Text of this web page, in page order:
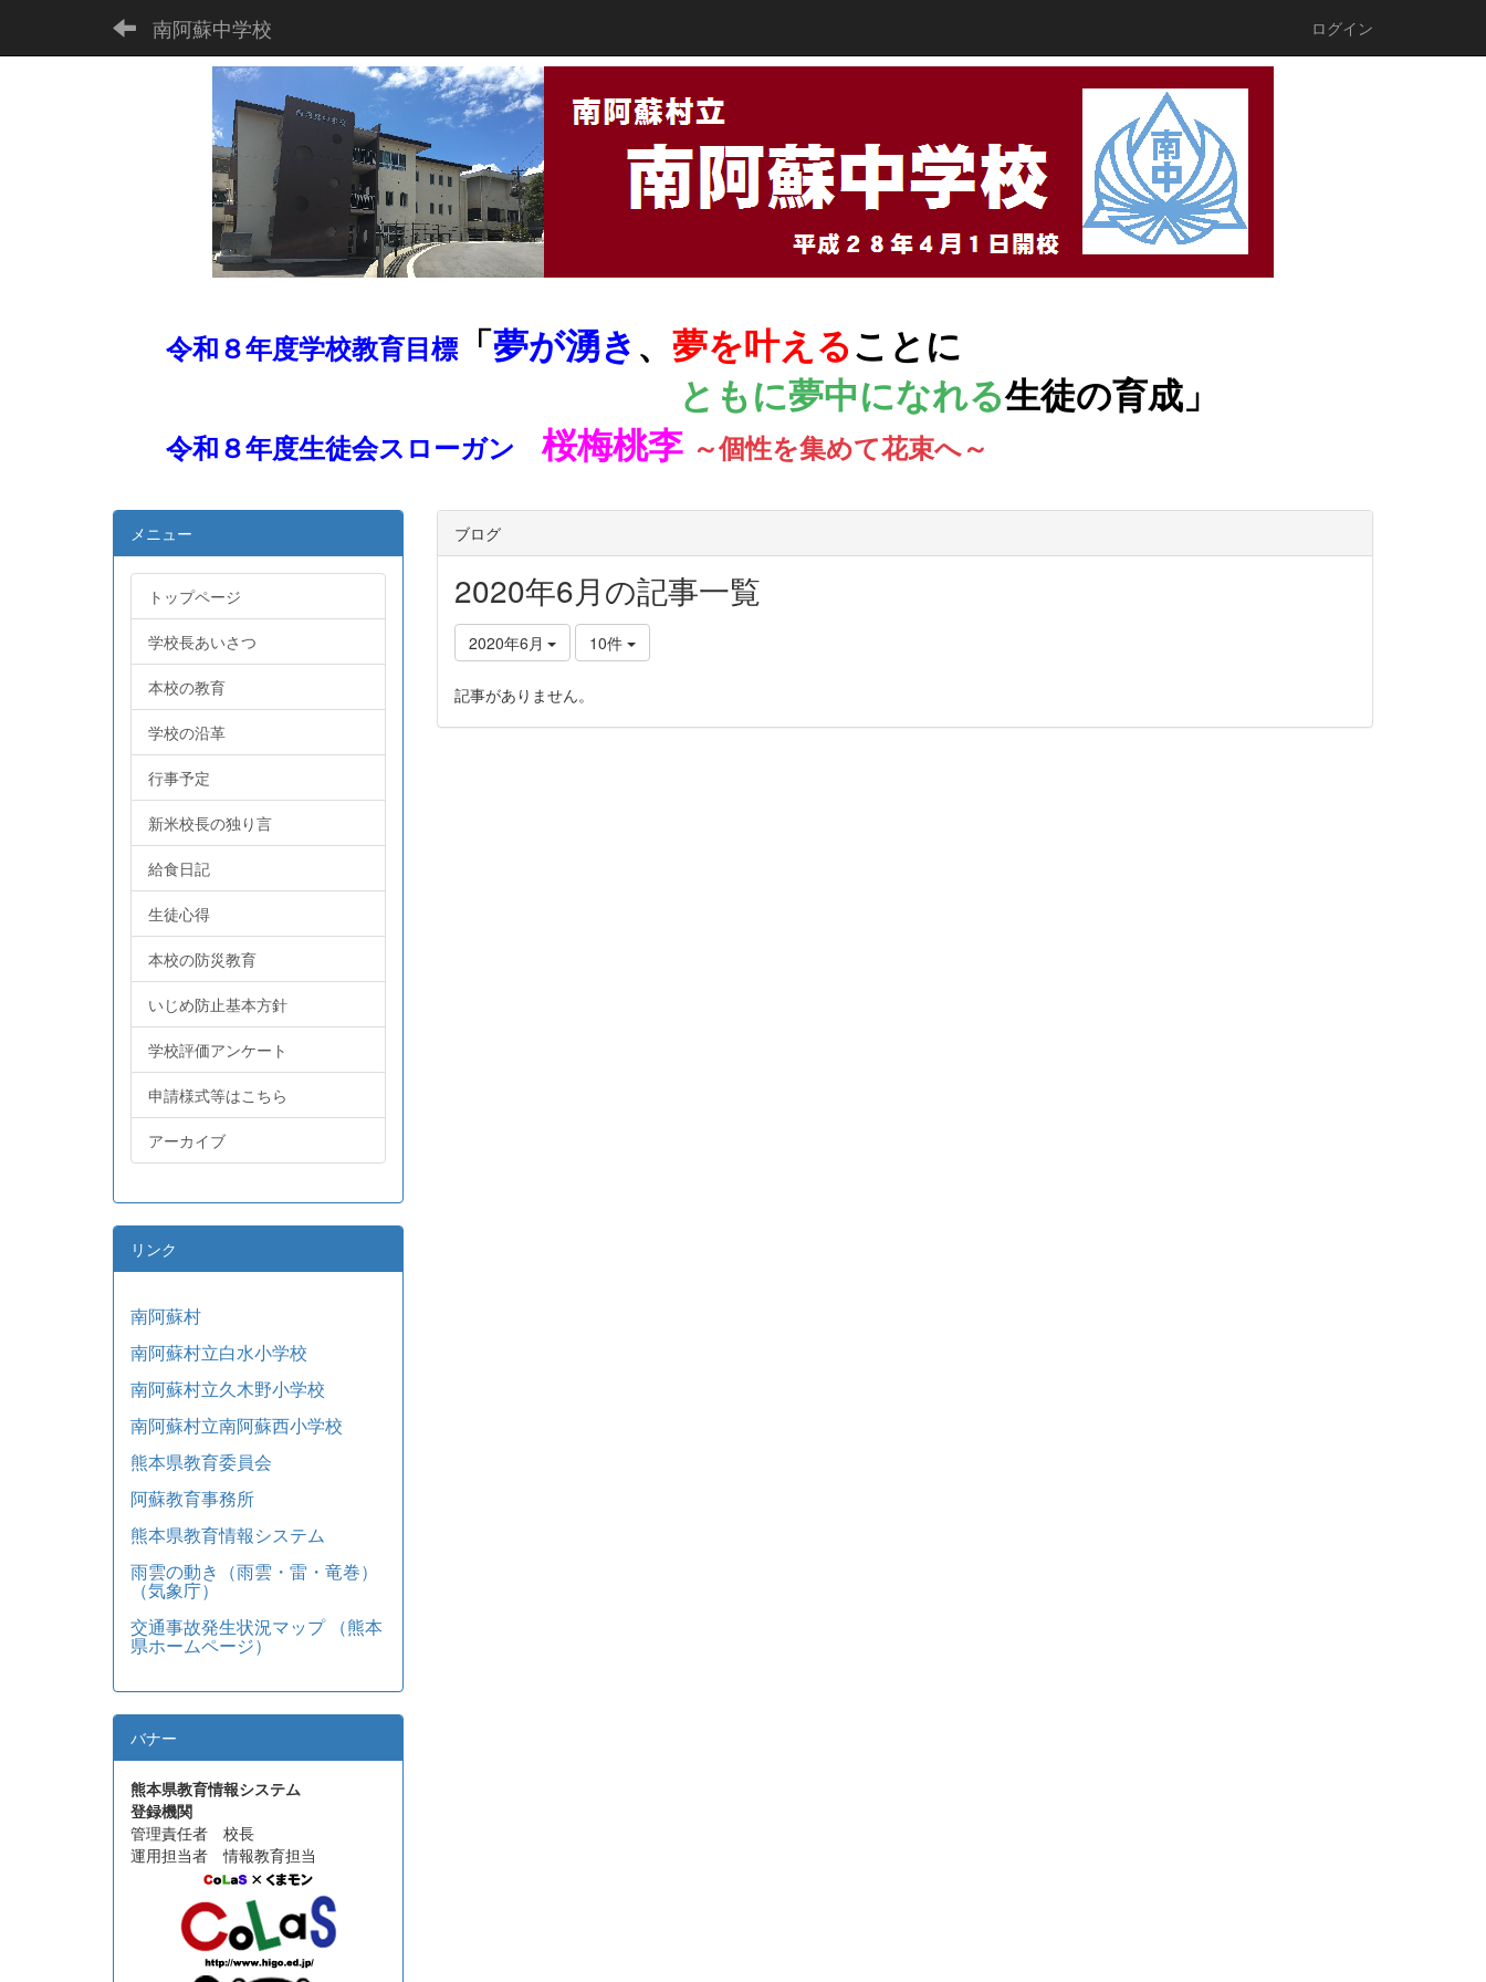
南阿蘇中学校 ログイン
令和８年度学校教育目標 「 夢が湧き 、 夢を叶えることに
ともに夢中になれる生徒の育成 」
令和８年度生徒会スローガン 桜梅桃李 ～個性を集めて花束へ～
ブログ
2020年6月の記事一覧
2020年6月 10件
記事がありません。
メニュー
トップページ
学校長あいさつ
本校の教育
学校の沿革
行事予定
新米校長の独り言
給食日記
生徒心得
本校の防災教育
いじめ防止基本方針
学校評価アンケート
申請様式等はこちら
アーカイブ
リンク
南阿蘇村
南阿蘇村立白水小学校
南阿蘇村立久木野小学校
南阿蘇村立南阿蘇西小学校
熊本県教育委員会
阿蘇教育事務所
熊本県教育情報システム
雨雲の動き（雨雲・雷・竜巻）
（気象庁）
交通事故発生状況マップ （熊本
県ホームページ）
バナー
熊本県教育情報システム
登録機関
管理責任者 校長
運用担当者 情報教育担当